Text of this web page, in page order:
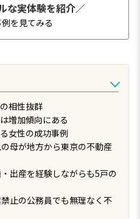
な実体験を紹介／
を見てみる
相性抜群
増加傾向にある
女性の成功事例
母が地方から東京の不動産
出産を経験しながらも5戸の
止の公務員でも無理なく不